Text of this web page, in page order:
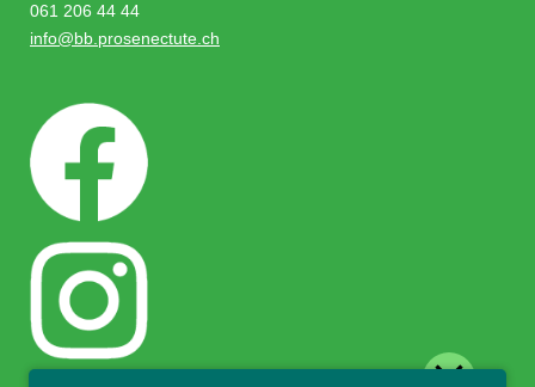
061 206 44 44
info@bb.prosenectute.ch